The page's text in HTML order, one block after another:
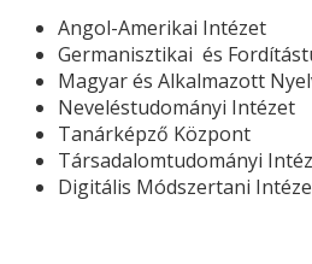
Angol-Amerikai Intézet
Germanisztikai és
Magyar és Alkalmazott
Neveléstudományi Intézet
Tanárképző Központ
Társadalomtudományi
Digitális Módszertani